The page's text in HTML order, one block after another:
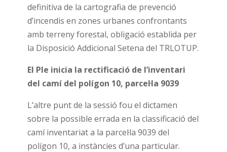
definitiva de la cartografia de prevenció
d’incendis en zones urbanes confrontants
amb terreny forestal, obligació establida per
la Disposició Addicional Setena del TRLOTUP.
El Ple inicia la rectificació de l’inventari
del camí del polígon 10, parcel·la 9039
L’altre punt de la sessió fou el dictamen
sobre la possible errada en la classificació del
camí inventariat a la parcel·la 9039 del
polígon 10, a instàncies d’una particular.